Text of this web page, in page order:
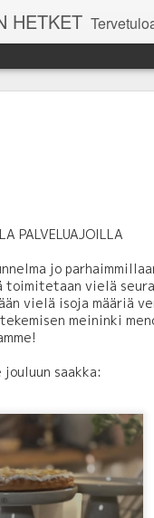
HETKET Tervetuloa Sisustustalo Kodinonnen "kuulumisia Kodinonnesta" -sivuille. Näillä sivuilla
PALVELUAJOILLA
jo
toimitetaan vielä
vielä isoja määriä
meininki
saakka: